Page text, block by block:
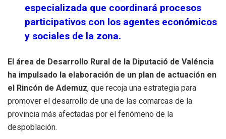
especializada que coordinará procesos
participativos con los agentes económicos
y sociales de la zona.
El área de Desarrollo Rural de la Diputació de Valéncia
ha impulsado la elaboración de un plan de actuación en
el Rincón de Ademuz, que recoja una estrategia para
promover el desarrollo de una de las comarcas de la
provincia más afectadas por el fenómeno de la
despoblación.